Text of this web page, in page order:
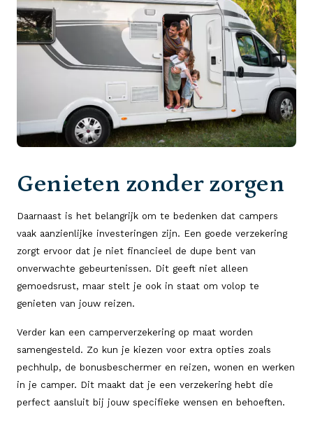
Genieten zonder zorgen
Daarnaast is het belangrijk om te bedenken dat campers
vaak aanzienlijke investeringen zijn. Een goede verzekering
zorgt ervoor dat je niet financieel de dupe bent van
onverwachte gebeurtenissen. Dit geeft niet alleen
gemoedsrust, maar stelt je ook in staat om volop te
genieten van jouw reizen.
Verder kan een camperverzekering op maat worden
samengesteld. Zo kun je kiezen voor extra opties zoals
pechhulp, de bonusbeschermer en reizen, wonen en werken
in je camper. Dit maakt dat je een verzekering hebt die
perfect aansluit bij jouw specifieke wensen en behoeften.